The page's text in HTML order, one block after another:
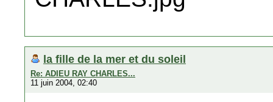
la fille de la mer et du soleil
Re: ADIEU RAY CHARLES...
11 juin 2004, 02:40